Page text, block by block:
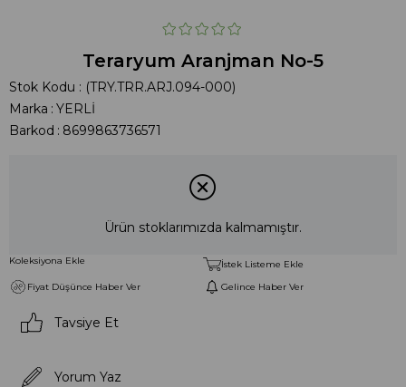
Teraryum Aranjman No-5
Stok Kodu
(TRY.TRR.ARJ.094-000)
Marka : YERLİ
Barkod : 8699863736571
Ürün stoklarımızda kalmamıştır.
Koleksiyona Ekle
İstek Listeme Ekle
Fiyat Düşünce Haber Ver
Gelince Haber Ver
Tavsiye Et
Yorum Yaz